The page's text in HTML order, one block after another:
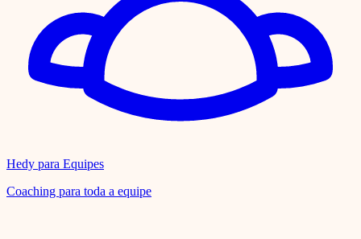
Hedy para Equipes
Coaching para toda a equipe